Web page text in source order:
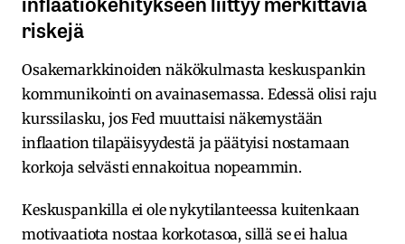
riskejä
Osakemarkkinoiden näkökulmasta keskuspankin
kommunikointi on avainasemassa. Edessä olisi raju
kurssilasku, jos Fed muuttaisi näkemystään
inflaation tilapäisyydestä ja päätyisi nostamaan
korkoja selvästi ennakoitua nopeammin.
Keskuspankilla ei ole nykytilanteessa kuitenkaan
motivaatiota nostaa korkotasoa, sillä se ei halua